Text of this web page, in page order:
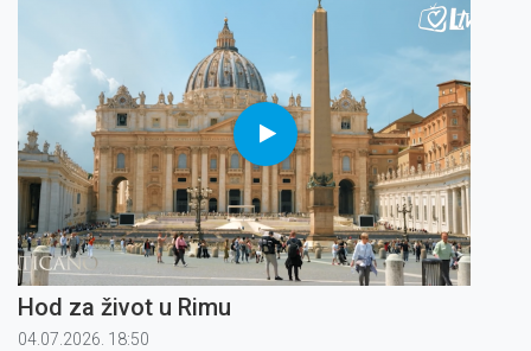
Hod za život u Rimu
04.07.2026. 18:50